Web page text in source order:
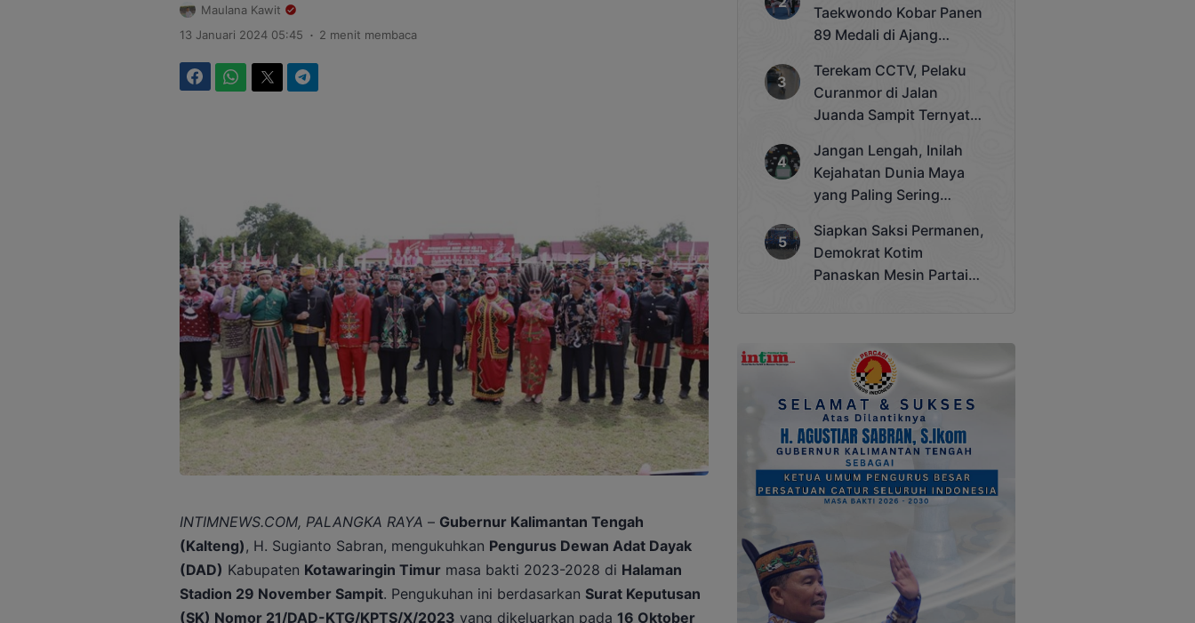
Maulana Kawit
13 Januari 2024 05:45 . 2 menit membaca
INTIMNEWS.COM, PALANGKA RAYA – Gubernur Kalimantan Tengah
(Kalteng), H. Sugianto Sabran, mengukuhkan Pengurus Dewan Adat Dayak
(DAD) Kabupaten Kotawaringin Timurmasa bakti 2023-2028 di Halaman
Stadion 29 November Sampit. Pengukuhan ini berdasarkan Surat Keputusan
(SK) Nomor 21/DAD-KTG/KPTS/X/2023 yang dikeluarkan pada 16 Oktober
Taekwondo Kobar Panen
89 Medali di Ajang
Cup 2025
Terekam CCTV, Pelaku
Curanmor di Jalan
Juanda Sampit Ternyata
Jangan Lengah, Inilah
Kejahatan Dunia Maya
yang Paling Sering
Siapkan Saksi Permanen,
Demokrat Kotim
Panaskan Mesin Partai